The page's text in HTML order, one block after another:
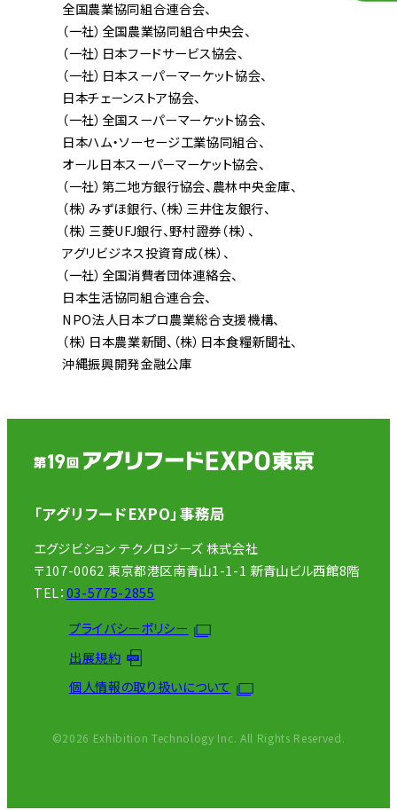
全国農業協同組合連合会
（一社）全国農業協同組合中央会
（一社）日本フードサービス協会
（一社）日本スーパーマーケット協会
日本チェーンストア協会
（一社）全国スーパーマーケット協会
日本ハム・ソーセージ工業協同組合
オール日本スーパーマーケット協会
（一社）第二地方銀行協会 農林中央金庫
（株）みずほ銀行 （株）三井住友銀行
（株）三菱UFJ銀行 野村證券（株）
アグリビジネス投資育成（株）
（一社）全国消費者団体連絡会
日本生活協同組合連合会
NPO法人日本プロ農業総合支援機構
（株）日本農業新聞 （株）日本食糧新聞社
沖縄振興開発金融公庫
「アグリフードEXPO」事務局
エグジビション テクノロジーズ 株式会社
〒107-0062 東京都港区南青山1-1-1 新青山ビル西館8階
TEL：03-5775-2855
プライバシーポリシー
出展規約
個人情報の取り扱いについて
©2026 Exhibition Technology Inc. All Rights Reserved.